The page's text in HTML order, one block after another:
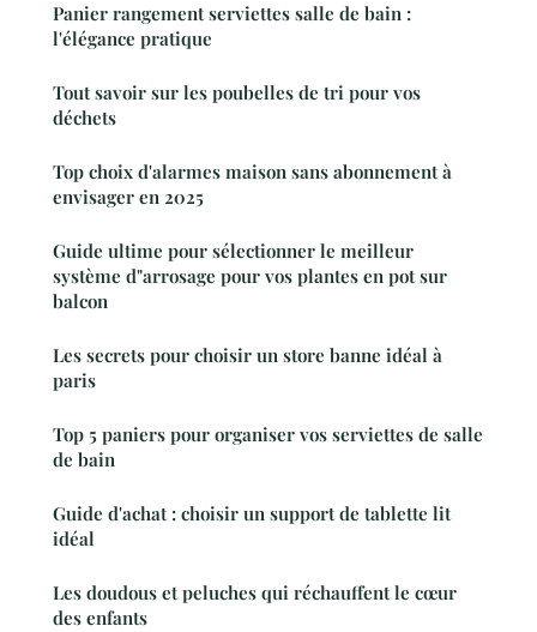
Panier rangement serviettes salle de bain :
l'élégance pratique
Tout savoir sur les poubelles de tri pour vos
déchets
Top choix d'alarmes maison sans abonnement à
envisager en 2025
Guide ultime pour sélectionner le meilleur
système d"arrosage pour vos plantes en pot sur
balcon
Les secrets pour choisir un store banne idéal à
paris
Top 5 paniers pour organiser vos serviettes de salle
de bain
Guide d'achat : choisir un support de tablette lit
idéal
Les doudous et peluches qui réchauffent le cœur
des enfants